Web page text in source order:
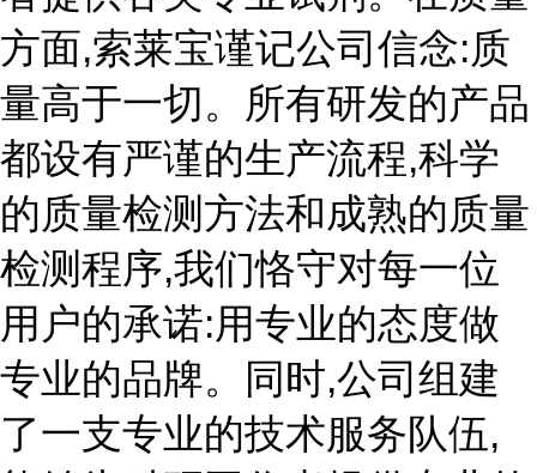
方面,索莱宝谨记公司信念:质
量高于一切。所有研发的产品
都设有严谨的生产流程,科学
的质量检测方法和成熟的质量
检测程序,我们恪守对每一位
用户的承诺:用专业的态度做
专业的品牌。同时,公司组建
了一支专业的技术服务队伍,